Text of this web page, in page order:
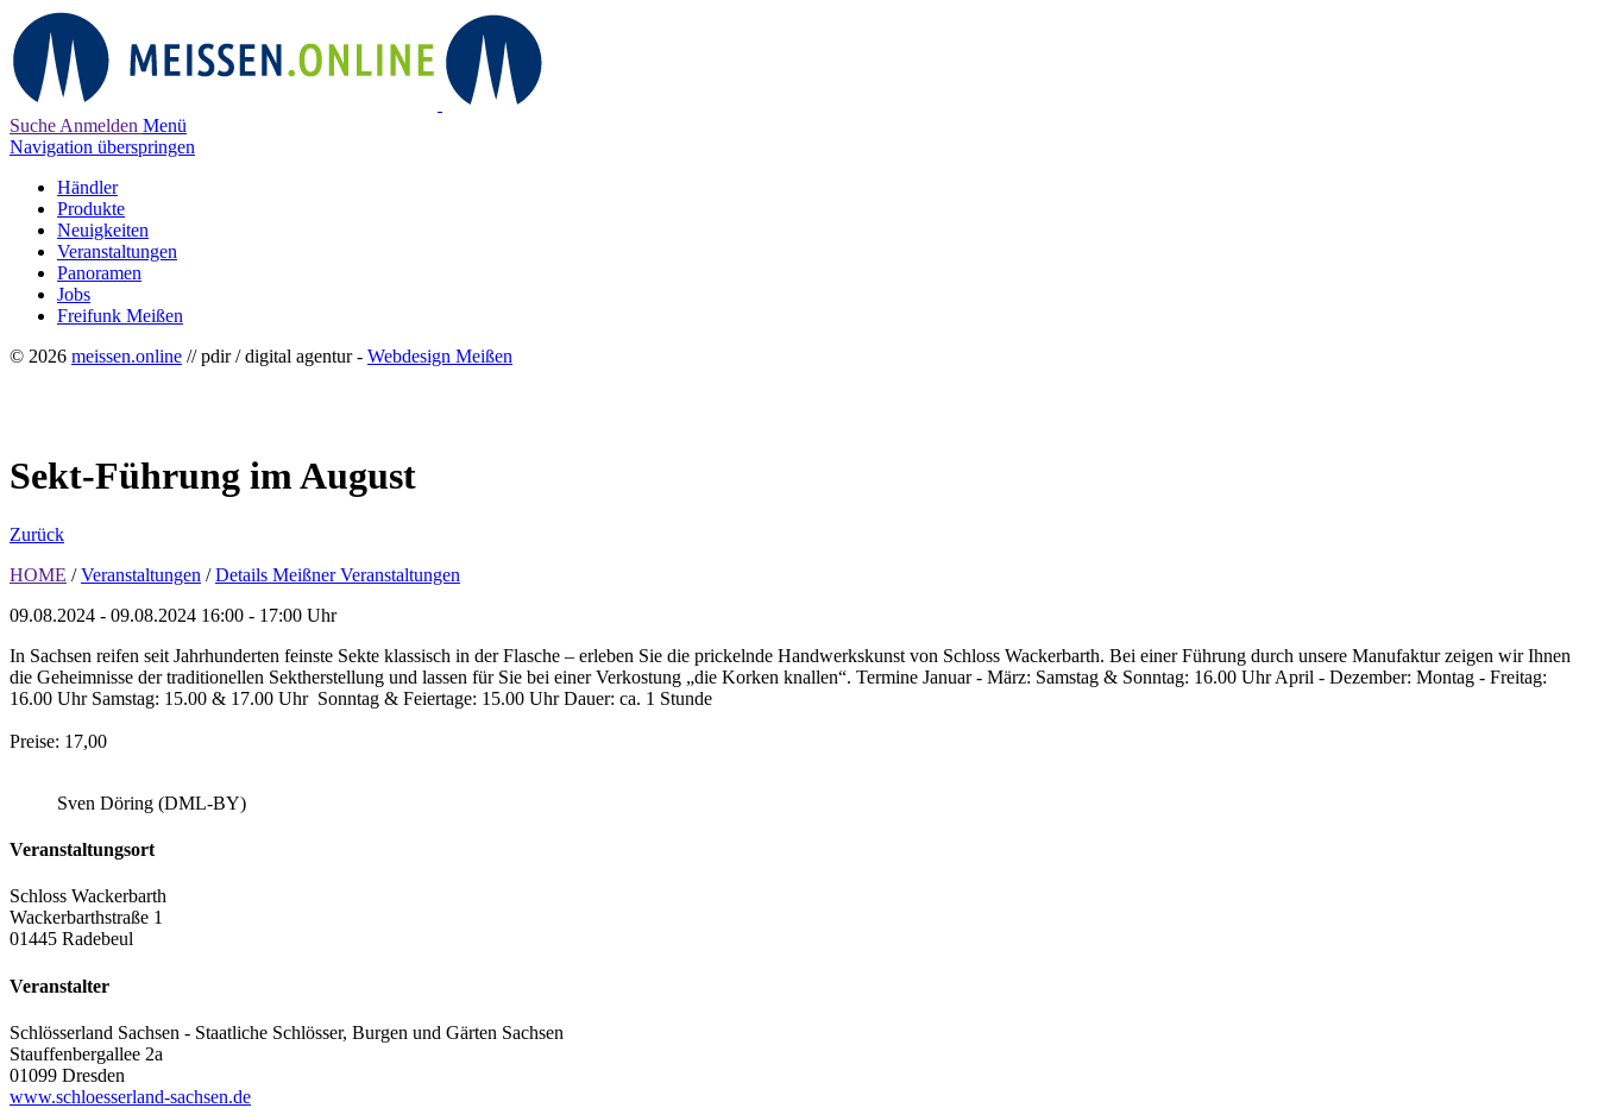
Suche Anmelden Menü
Navigation überspringen
Händler
Produkte
Neuigkeiten
Veranstaltungen
Panoramen
Jobs
Freifunk Meißen
© 2026 meissen.online // pdir / digital agentur - Webdesign Meißen
Sekt-Führung im August
Zurück
HOME / Veranstaltungen / Details Meißner Veranstaltungen
09.08.2024 - 09.08.2024 16:00 - 17:00 Uhr
In Sachsen reifen seit Jahrhunderten feinste Sekte klassisch in der Flasche – erleben Sie die prickelnde Handwerkskunst von Schloss Wackerbarth. Bei einer Führung durch unsere Manufaktur zeigen wir Ihnen
die Geheimnisse der traditionellen Sektherstellung und lassen für Sie bei einer Verkostung „die Korken knallen“. Termine Januar - März: Samstag & Sonntag: 16.00 Uhr April - Dezember: Montag - Freitag:
16.00 Uhr Samstag: 15.00 & 17.00 Uhr Sonntag & Feiertage: 15.00 Uhr Dauer: ca. 1 Stunde
Preise: 17,00
Sven Döring (DML-BY)
Veranstaltungsort
Schloss Wackerbarth
Wackerbarthstraße 1
01445 Radebeul
Veranstalter
Schlösserland Sachsen - Staatliche Schlösser, Burgen und Gärten Sachsen
Stauffenbergallee 2a
01099 Dresden
www.schloesserland-sachsen.de